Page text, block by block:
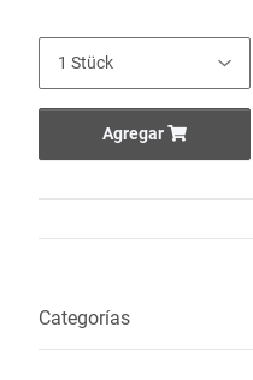
Agregar
Categorías